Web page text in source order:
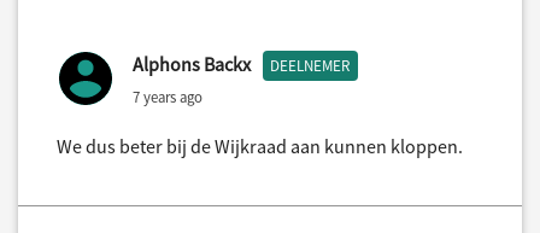
Alphons Backx DEELNEMER
7 years ago
We dus beter bij de Wijkraad aan kunnen kloppen.